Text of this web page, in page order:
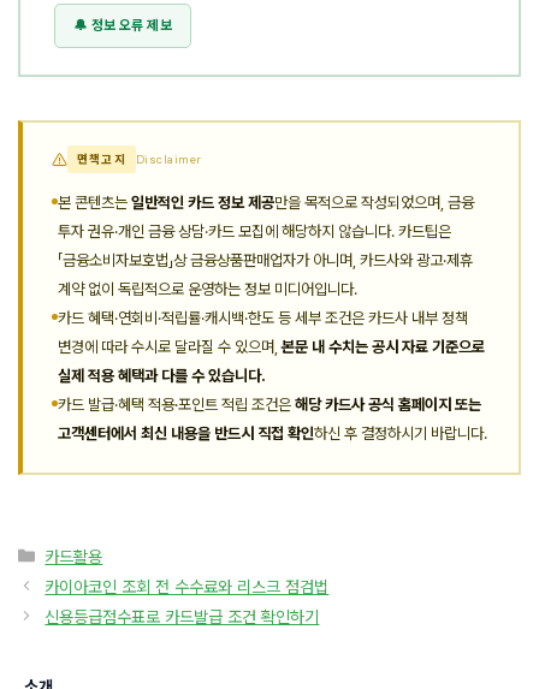
🔔 정보 오류 제보
면책고지 Disclaimer
본 콘텐츠는 일반적인 카드 정보 제공만을 목적으로 작성되었으며, 금융
투자 권유·개인 금융 상담·카드 모집에 해당하지 않습니다. 카드팁은
「금융소비자보호법」상 금융상품판매업자가 아니며, 카드사와 광고·제휴
계약 없이 독립적으로 운영하는 정보 미디어입니다.
카드 혜택·연회비·적립률·캐시백·한도 등 세부 조건은 카드사 내부 정책
변경에 따라 수시로 달라질 수 있으며,본문 내 수치는 공시 자료 기준으로
실제 적용 혜택과 다를 수 있습니다.
카드 발급·혜택 적용·포인트 적립 조건은 해당 카드사 공식 홈페이지 또는
고객센터에서 최신 내용을 반드시 직접 확인하신 후 결정하시기 바랍니다.
카
테
리
카드활용
카이아코인 조회 전 수수료와 리스크 점검법
신용등급점수표로 카드발급 조건 확인하기